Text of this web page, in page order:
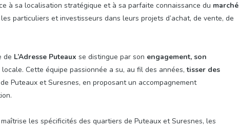
à sa localisation stratégique et à sa parfaite connaissance du marché
particuliers et investisseurs dans leurs projets d’achat, de vente, de
de L’Adresse Puteaux se distingue par son engagement, son
Cette équipe passionnée a su, au fil des années,tisser des
Puteaux et Suresnes, en proposant un accompagnement
maîtrise les spécificités des quartiers de Puteaux et Suresnes, les